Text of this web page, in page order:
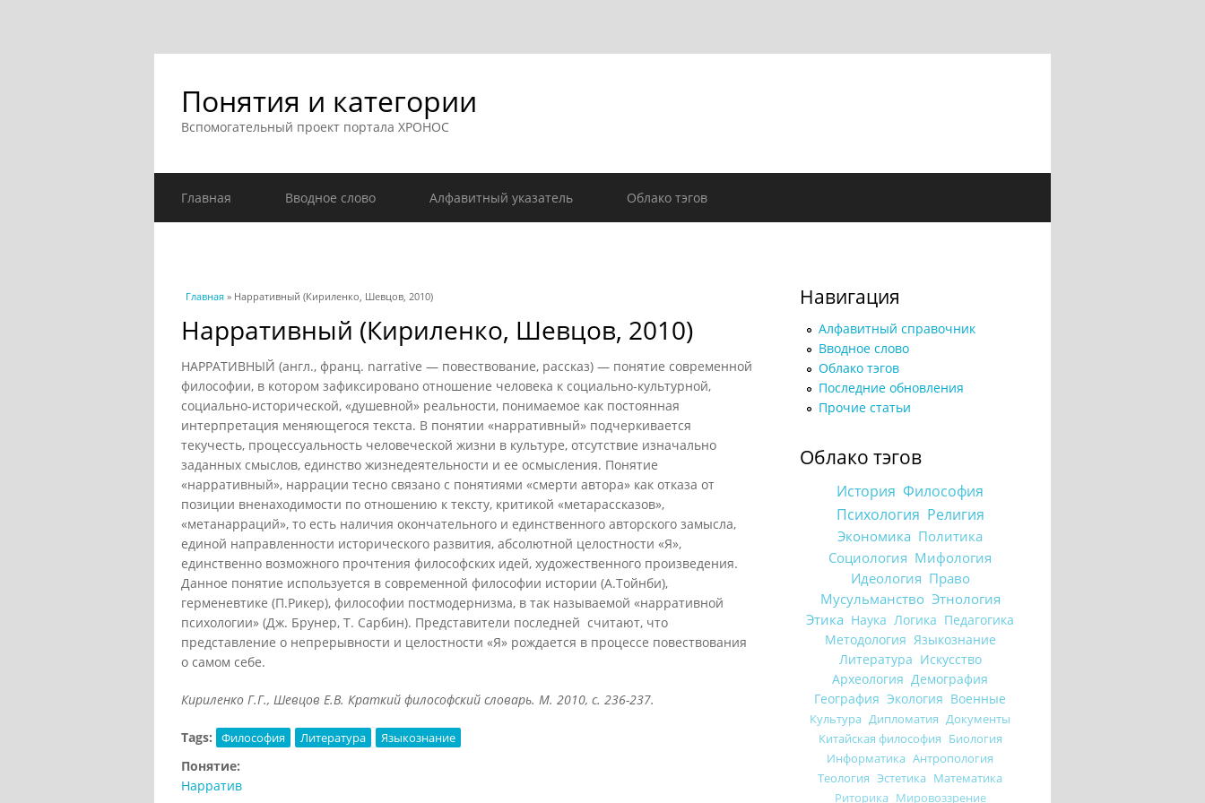
Понятия и категории
Вспомогательный проект портала ХРОНОС
Главная Вводное слово Алфавитный указатель Облако тэгов
Вы здесь
Главная » Нарративный (Кириленко, Шевцов, 2010)
Нарративный (Кириленко, Шевцов, 2010)
НАРРАТИВНЫЙ (англ., франц. narrative — повествование, рассказ) — понятие современной
философии, в котором зафиксировано отношение человека к социально-культурной,
социально-исторической, «душевной» реальности, понимаемое как постоянная
интерпретация меняющегося текста. В понятии «нарративный» подчеркивается
текучесть, процессуальность человеческой жизни в культуре, отсутствие изначально
заданных смыслов, единство жизнедеятельности и ее осмысления. Понятие
«нарративный», наррации тесно связано с понятиями «смерти автора» как отказа от
позиции вненаходимости по отношению к тексту, критикой «метарассказов»,
«метанарраций», то есть наличия окончательного и единственного авторского замысла,
единой направленности исторического развития, абсолютной целостности «Я»,
единственно возможного прочтения философских идей, художественного произведения.
Данное понятие используется в современной философии истории (А.Тойнби),
герменевтике (П.Рикер), философии постмодернизма, в так называемой «нарративной
психологии» (Дж. Брунер, Т. Сарбин). Представители последней считают, что
представление о непрерывности и целостности «Я» рождается в процессе повествования
о самом себе.
Кириленко Г.Г., Шевцов Е.В. Краткий философский словарь. М. 2010, с. 236-237.
Tags: Философия Литература Языкознание
Понятие:
Нарратив
Навигация
Алфавитный справочник
Вводное слово
Облако тэгов
Последние обновления
Прочие статьи
Облако тэгов
История Философия
Психология Религия
Экономика Политика
Социология Мифология
Идеология Право
Мусульманство Этнология
Этика Наука Логика Педагогика
Методология Языкознание
Литература Искусство
Археология Демография
География Экология Военные
Культура Дипломатия Документы
Китайская философия Биология
Информатика Антропология
Теология Эстетика Математика
Риторика Мировоззрение